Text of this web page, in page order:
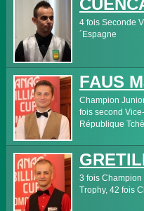
4 fois Seconde
´Espagne
FAUS
Champion
fois second
République
3 fois Champion
Trophy, 42 fois